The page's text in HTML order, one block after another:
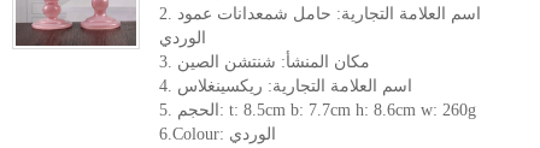
2. اسم العلامة التجارية: حامل شمعدانات عمود
الوردي
3. مكان المنشأ: شنتشن الصين
4. اسم العلامة التجارية: ريكسينغلاس
5. الحجم: t: 8.5cm b: 7.7cm h: 8.6cm w: 260g
6.Colour: الوردي